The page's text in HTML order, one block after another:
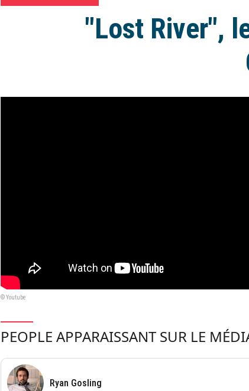
"Lost River",
© Youtube
PEOPLE APPARAISSANT SUR LE
Ryan Gosling